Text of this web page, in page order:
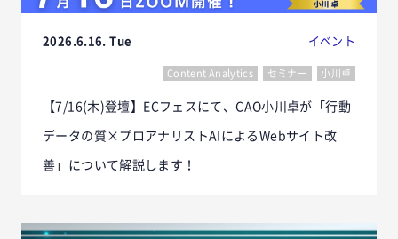
2026.6.16. Tue イベント
Content Analytics セミナー 小川卓
【7/16(木)登壇】ECフェスにて、CAO小川卓が「行動
データの質×プロアナリストAIによるWebサイト改
善」について解説します！